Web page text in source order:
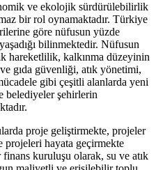
ve ekolojik sürdürülebilirlik
bir rol oynamaktadır. Türkiye
göre nüfusun yüzde
bilinmektedir. Nüfusun
hareketlilik, kalkınma düzeyinin
gıda güvenliği, atık yönetimi,
gibi çeşitli alanlarda yeni
belediyeler şehirlerin
proje geliştirmekte, projeler
projeleri hayata geçirmekte
kuruluşu olarak, su ve atık